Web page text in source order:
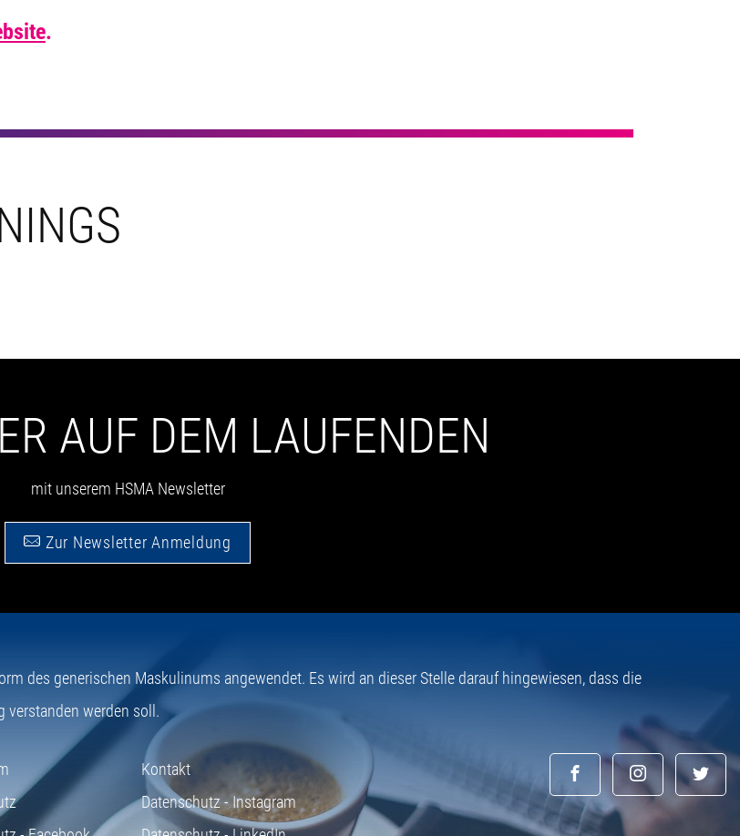
.
AUF DEM LAUFENDEN
mit unserem HSMA Newsletter
Zur Newsletter Anmeldung
des generischen Maskulinums angewendet. Es wird an dieser Stelle darauf hingewiesen, dass die
verstanden werden soll.
Kontakt
Datenschutz - Instagram